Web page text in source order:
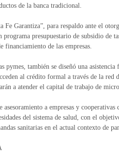
de la banca tradicional.
Fe Garantiza”, para respaldo ante el
programa presupuestario de subsidio de
financiamiento de las empresas.
pymes, también se diseñó una
al crédito formal a través de la red
a atender el capital de trabajo de
asesoramiento a empresas y
del sistema de salud, con el
sanitarias en el actual contexto de